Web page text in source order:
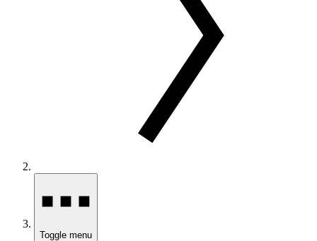
Toggle menu